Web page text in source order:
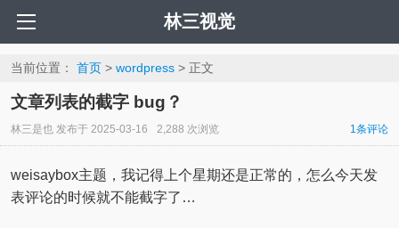
林三视觉
当前位置： 首页> wordpress> 正文
文章列表的截字 bug？
林三是也发布于 2025-03-16 2,288 次浏览 1条评论
weisaybox主题，我记得上个星期还是正常的，怎么今天发
表评论的时候就不能截字了…